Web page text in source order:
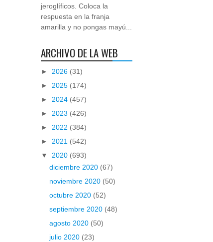
jeroglíficos. Coloca la
respuesta en la franja
amarilla y no pongas mayú...
ARCHIVO DE LA WEB
► 2026 (31)
► 2025 (174)
► 2024 (457)
► 2023 (426)
► 2022 (384)
► 2021 (542)
▼ 2020 (693)
diciembre 2020 (67)
noviembre 2020 (50)
octubre 2020 (52)
septiembre 2020 (48)
agosto 2020 (50)
julio 2020 (23)